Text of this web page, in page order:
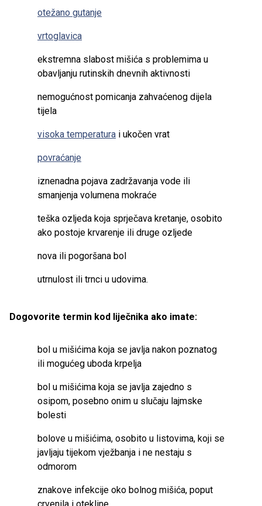
otežano gutanje
vrtoglavica
ekstremna slabost mišića s problemima u
obavljanju rutinskih dnevnih aktivnosti
nemogućnost pomicanja zahvaćenog dijela
tijela
visoka temperatura i ukočen vrat
povraćanje
iznenadna pojava zadržavanja vode ili
smanjenja volumena mokraće
teška ozljeda koja sprječava kretanje, osobito
ako postoje krvarenje ili druge ozljede
nova ili pogoršana bol
utrnulost ili trnci u udovima.
Dogovorite termin kod liječnika ako imate:
bol u mišićima koja se javlja nakon poznatog
ili mogućeg uboda krpelja
bol u mišićima koja se javlja zajedno s
osipom, posebno onim u slučaju lajmske
bolesti
bolove u mišićima, osobito u listovima, koji se
javljaju tijekom vježbanja i ne nestaju s
odmorom
znakove infekcije oko bolnog mišića, poput